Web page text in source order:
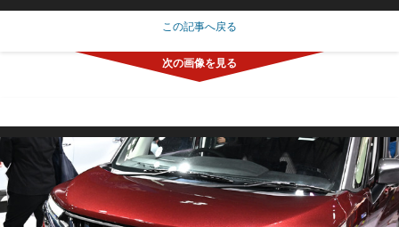
この記事へ戻る